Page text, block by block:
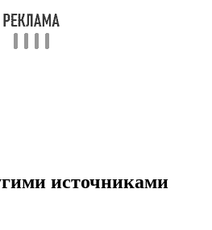
источниками